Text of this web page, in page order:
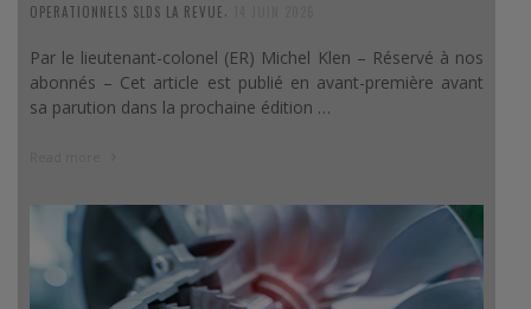
OPERATIONNELS SLDS LA REVUE
Par le lieutenant-colonel (ER) Michel Klen – Réservé à nos
abonnés – Cet article est publié en avant-première avant
sa parution dans la prochaine édition …